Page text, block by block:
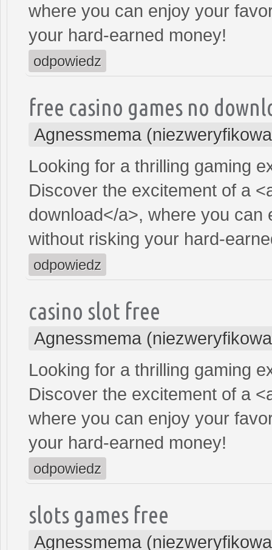
where you can enjoy your
your hard-earned money!
odpowiedz
free casino games no
Agnessmema
Looking for a thrilling gaming
Discover the excitement of a
download</a>, where you
without risking your hard-
odpowiedz
casino slot free
Agnessmema
Looking for a thrilling gaming
Discover the excitement of a
where you can enjoy your
your hard-earned money!
odpowiedz
slots games free
Agnessmema